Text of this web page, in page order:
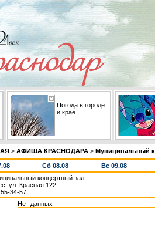
Погода в городе
и крае
> АФИША КРАСНОДАРА > Муниципальный
Сб 08.08
Вс 09.08
концертный зал
ул. Красная 122
34-57
Нет данных